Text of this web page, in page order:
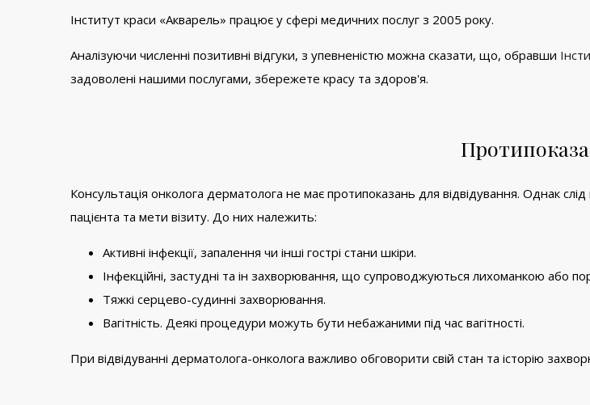
Інститут краси «Акварель» працює у сфері медичних послуг з 2005 року.
Аналізуючи численні позитивні відгуки, з упевненістю можна сказати, що, обравши
задоволені нашими послугами, збережете красу та здоров'я.
Консультація онколога дерматолога не має протипоказань для відвідування. Однак
пацієнта та мети візиту. До них належить:
Активні інфекції, запалення чи інші гострі стани шкіри.
Інфекційні, застудні та ін захворювання, що супроводжуються лихоманкою або
Тяжкі серцево-судинні захворювання.
Вагітність. Деякі процедури можуть бути небажаними під час вагітності.
При відвідуванні дерматолога-онколога важливо обговорити свій стан та історію